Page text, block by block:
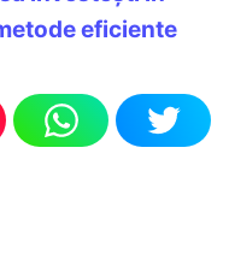
eficiente